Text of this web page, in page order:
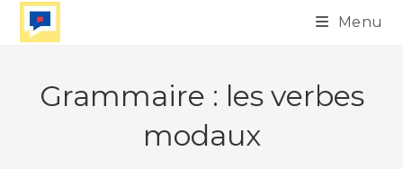
Skip
Menu
Grammaire : les verbes
modaux